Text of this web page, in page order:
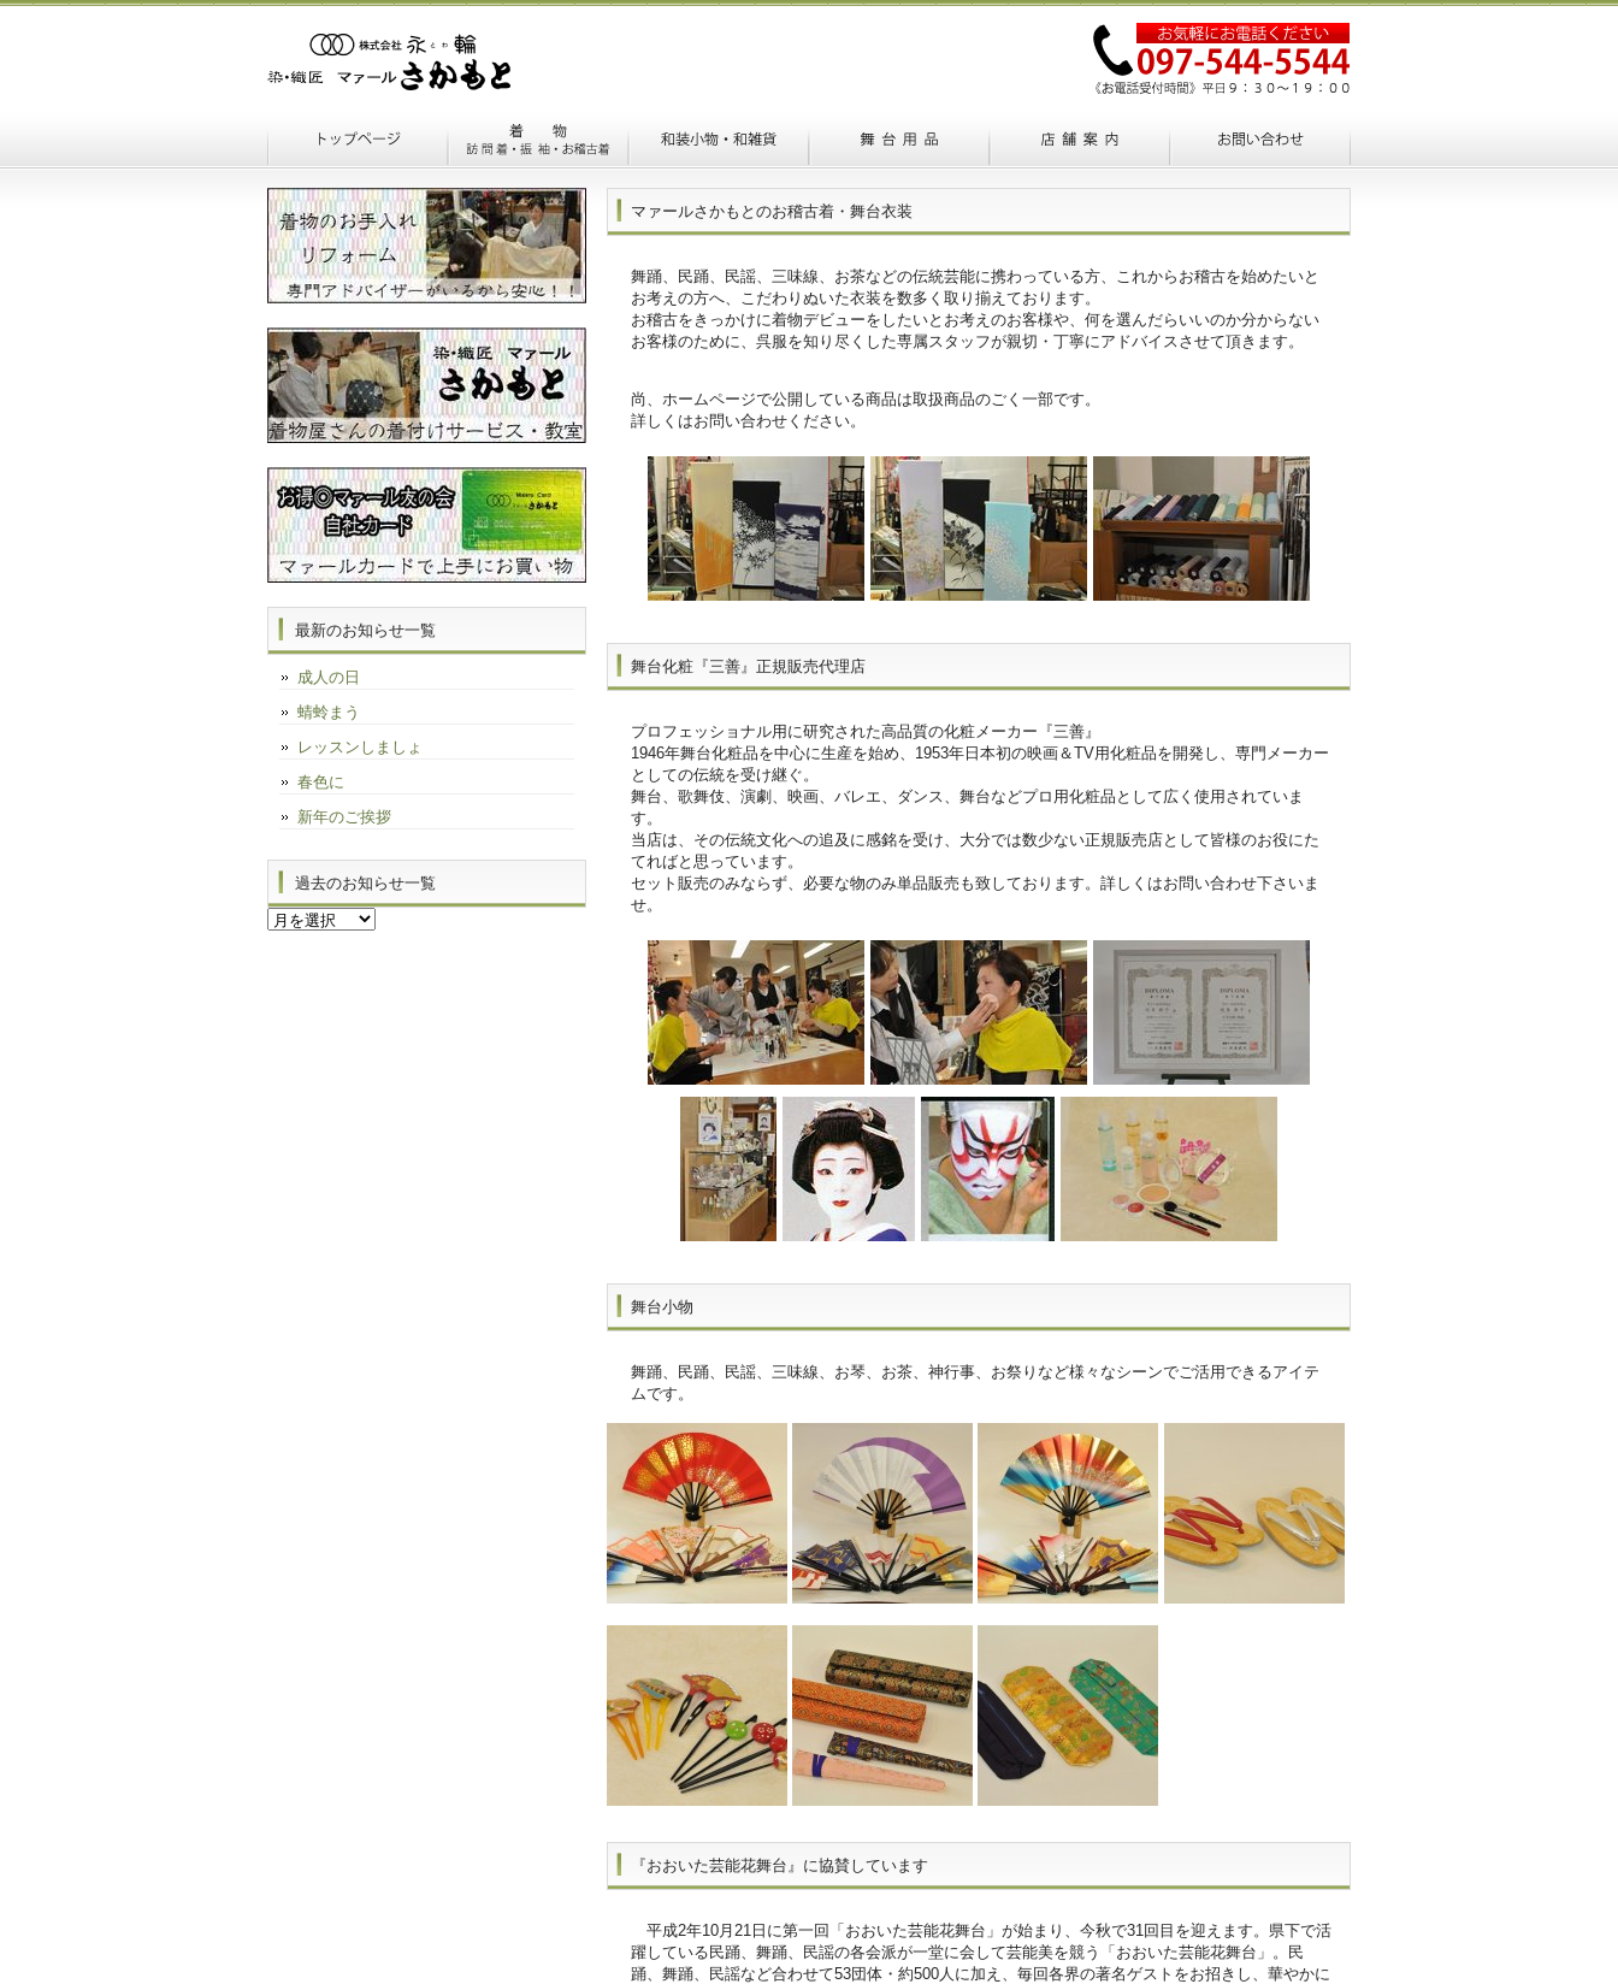
マァールさかもとのお稽古着・舞台衣装
舞踊、民踊、民謡、三味線、お茶などの伝統芸能に携わっている方、これからお稽古を始めたいと
お考えの方へ、こだわりぬいた衣装を数多く取り揃えております。
お稽古をきっかけに着物デビューをしたいとお考えのお客様や、何を選んだらいいのか分からない
お客様のために、呉服を知り尽くした専属スタッフが親切・丁寧にアドバイスさせて頂きます。
尚、ホームページで公開している商品は取扱商品のごく一部です。
詳しくはお問い合わせください。
舞台化粧『三善』正規販売代理店
プロフェッショナル用に研究された高品質の化粧メーカー『三善』
1946年舞台化粧品を中心に生産を始め、1953年日本初の映画＆TV用化粧品を開発し、専門メーカー
としての伝統を受け継ぐ。
舞台、歌舞伎、演劇、映画、バレエ、ダンス、舞台などプロ用化粧品として広く使用されていま
す。
当店は、その伝統文化への追及に感銘を受け、大分では数少ない正規販売店として皆様のお役にた
てればと思っています。
セット販売のみならず、必要な物のみ単品販売も致しております。詳しくはお問い合わせ下さいま
せ。
舞台小物
舞踊、民踊、民謡、三味線、お琴、お茶、神行事、お祭りなど様々なシーンでご活用できるアイテ
ムです。
『おおいた芸能花舞台』に協賛しています
平成2年10月21日に第一回「おおいた芸能花舞台」が始まり、今秋で31回目を迎えます。県下で活
躍している民踊、舞踊、民謡の各会派が一堂に会して芸能美を競う「おおいた芸能花舞台」。民
踊、舞踊、民謡など合わせて53団体・約500人に加え、毎回各界の著名ゲストをお招きし、華やかに
最新のお知らせ一覧
成人の日
蜻蛉まう
レッスンしましょ
春色に
新年のご挨拶
過去のお知らせ一覧
過